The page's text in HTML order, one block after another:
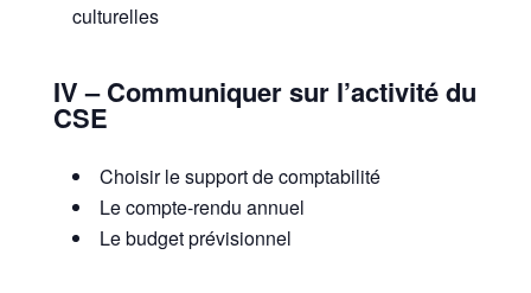
culturelles
IV – Communiquer sur l’activité du
CSE
Choisir le support de comptabilité
Le compte-rendu annuel
Le budget prévisionnel